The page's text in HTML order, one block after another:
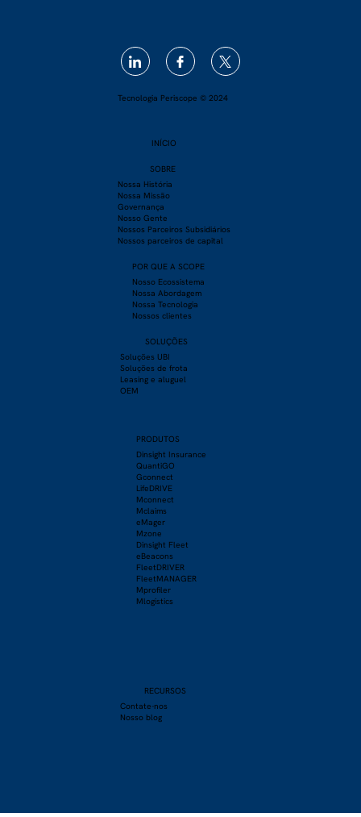
Tecnologia Periscope © 2024
INÍCIO
SOBRE
​Nossa História
Nossa Missão
Governança
Nosso Gente
Nossos Parceiros Subsidiários
Nossos parceiros de capital
POR QUE A SCOPE
Nosso Ecossistema
Nossa Abordagem
Nossa Tecnologia
Nossos clientes
SOLUÇÕES
Soluções UBI
Soluções de frota
Leasing e aluguel
OEM
PRODUTOS
Dinsight Insurance
QuantiGO
Gconnect
LifeDRIVE
Mconnect
Mclaims
eMager
Mzone
Dinsight Fleet
eBeacons
FleetDRIVER
FleetMANAGER
Mprofiler
Mlogistics
RECURSOS
Contate-nos
Nosso blog